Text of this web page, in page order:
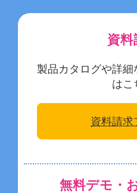
資料
製品カタログや詳
はこ
資料請求
無料デモ・